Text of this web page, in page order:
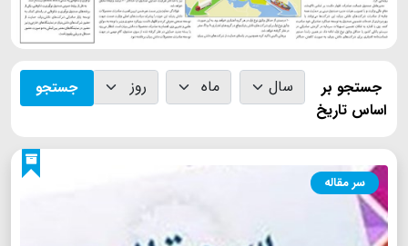
جستجو بر
اساس تاریخ
جستجو
سر مقاله